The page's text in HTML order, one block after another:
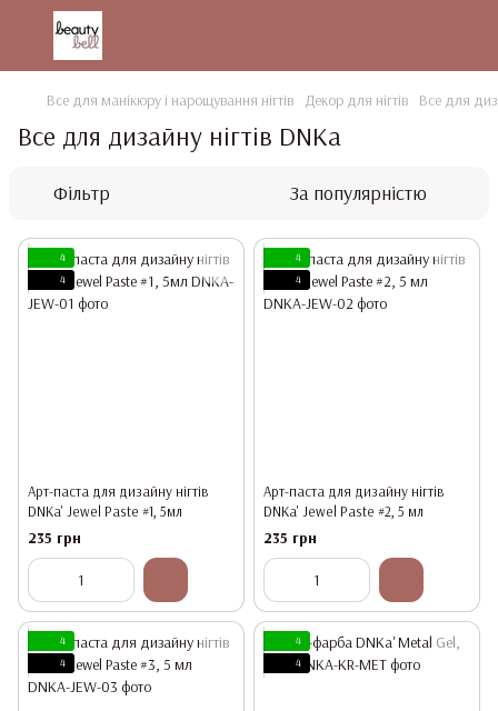
Все для манікюру і нарощування нігтів Декор для нігтів Все для
Все для дизайну нігтів DNKa
Фільтр За популярністю
4
4
Арт-паста для дизайну нігтів
DNKa' Jewel Paste #1, 5мл
235 грн
4
4
Арт-паста для дизайну нігтів
DNKa' Jewel Paste #2, 5 мл
235 грн
4
4
4
4